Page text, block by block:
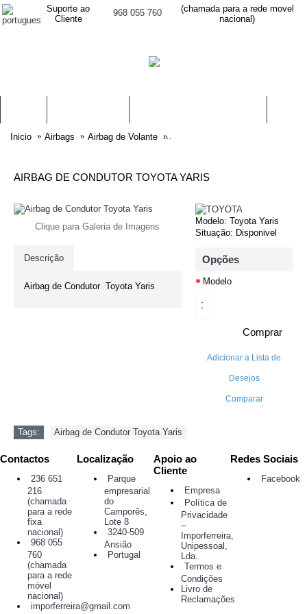
Suporte ao
Cliente
968 055 760
(chamada para a rede movel
nacional)
Inicio Airbags Airbag de Volante Airbag de Condutor Toyota Yaris
AIRBAG DE CONDUTOR TOYOTA YARIS
Clique para Galeria de Imagens
Descrição
Airbag de Condutor Toyota Yaris
Modelo: Toyota Yaris
Situação: Disponivel
Opções
Modelo
Comprar
Adicionar a Lista de
Desejos
Comparar
Tags: Airbag de Condutor Toyota Yaris
Contactos
236 651
216
(chamada
para a rede
fixa
nacional)
968 055
760
(chamada
para a rede
móvel
nacional)
imporferreira@gmail.com
Localização
Parque
empresarial
do
Camporês,
Lote 8
3240-509
Ansião
Portugal
Apoio ao
Cliente
Empresa
Política de
Privacidade
–
Imporferreira,
Unipessoal,
Lda.
Termos e
Condições
Livro de
Reclamações
Redes Sociais
Facebook